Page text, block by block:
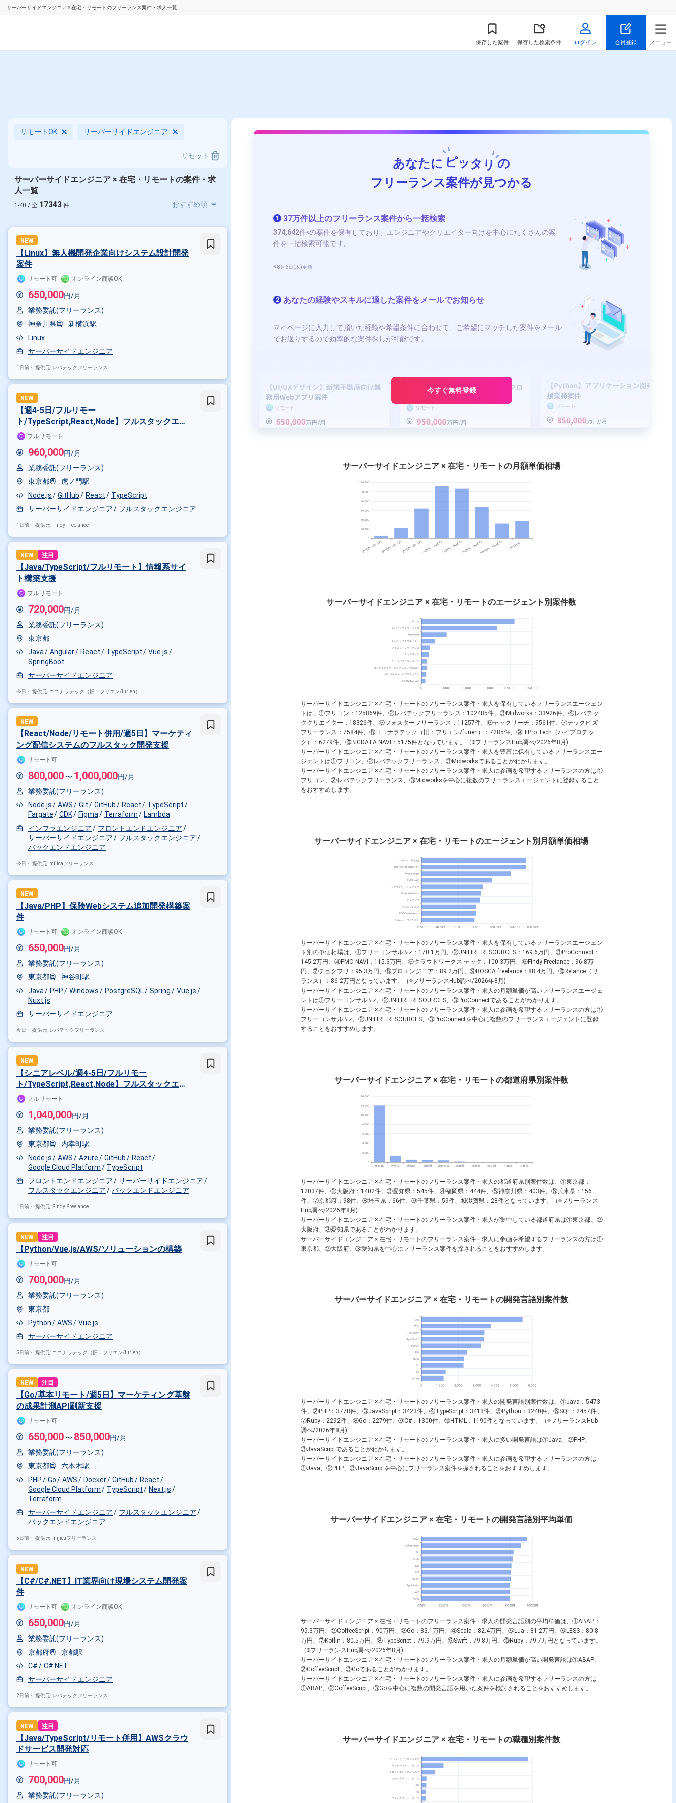
サーバーサイドエンジニア × 在宅・リモートのフリーランス案件・求人一覧
保存した案件 保存した検索条件 ログイン 会員登録 メニュー
リモートOK サーバーサイドエンジニア
リセット
サーバーサイドエンジニア × 在宅・リモートの案件・求
人一覧
1-40 / 全 17343 件
NEW
【Linux】無人機開発企業向けシステム設計開発
案件
リモート可 オンライン商談OK
650,000円/月
業務委託(フリーランス)
神奈川県
新横浜駅
Linux
サーバーサイドエンジニア
1日前・ 提供元: レバテックフリーランス
NEW
【週4-5日/フルリモー
ト/TypeScript,React,Node】フルスタックエン
ジニア - 全国の学校へ導入急拡大中の 10代向け
教育Webサービス開発案件
フルリモート
960,000円/月
業務委託(フリーランス)
東京都
虎ノ門駅
Node.js
GitHub React
TypeScript
サーバーサイドエンジニア
フルスタックエンジニア
1日前・ 提供元: Findy Freelance
NEW 注目
【Java/TypeScript/フルリモート】情報系サイ
ト構築支援
フルリモート
720,000円/月
業務委託(フリーランス)
東京都
Java
Angular React TypeScript
Vue.js
SpringBoot
サーバーサイドエンジニア
今日・ 提供元: ココナラテック（旧：フリエン/furien）
NEW
【React/Node/リモート併用/週5日】マーケティ
ング配信システムのフルスタック開発支援
リモート可
800,000 〜 1,000,000円/月
業務委託(フリーランス)
Node.js
AWS Git GitHub React
TypeScript
Fargate
CDK Figma Terraform
Lambda
インフラエンジニア
フロントエンドエンジニア
サーバーサイドエンジニア
フルスタックエンジニア
バックエンドエンジニア
今日・ 提供元: mijicaフリーランス
NEW
【Java/PHP】保険Webシステム追加開発構築案
件
リモート可 オンライン商談OK
650,000円/月
業務委託(フリーランス)
東京都
神谷町駅
Java
PHP Windows PostgreSQL Spring
Vue.js
Nuxt.js
サーバーサイドエンジニア
今日・ 提供元: レバテックフリーランス
NEW
【シニアレベル/週4-5日/フルリモー
ト/TypeScript,React,Node】フルスタックエン
ジニア（バックエンド・インフラ強み） - 全国の
学校へ導入急拡大中の 10代向け教育Webサービ
ス開発案件
フルリモート
1,040,000円/月
業務委託(フリーランス)
東京都
内幸町駅
Node.js
AWS Azure GitHub
React
Google Cloud Platform
TypeScript
フロントエンドエンジニア
サーバーサイドエンジニア
フルスタックエンジニア
バックエンドエンジニア
1日前・ 提供元: Findy Freelance
NEW 注目
【Python/Vue.js/AWS/ソリューションの構築
リモート可
700,000円/月
業務委託(フリーランス)
東京都
Python
AWS
Vue.js
サーバーサイドエンジニア
5日前・ 提供元: ココナラテック（旧：フリエン/furien）
NEW 注目
【Go/基本リモート/週5日】マーケティング基盤
の成果計測API刷新支援
リモート可
650,000 〜 850,000円/月
業務委託(フリーランス)
東京都
六本木駅
PHP
Go AWS Docker GitHub
React
Google Cloud Platform
TypeScript
Next.js
Terraform
サーバーサイドエンジニア
フルスタックエンジニア
バックエンドエンジニア
5日前・ 提供元: mijicaフリーランス
NEW
【C#/C#.NET】IT業界向け現場システム開発案
件
リモート可 オンライン商談OK
650,000円/月
業務委託(フリーランス)
京都府
京都駅
C#
C#.NET
サーバーサイドエンジニア
2日前・ 提供元: レバテックフリーランス
NEW 注目
【Java/TypeScript/リモート併用】AWSクラウ
ドサービス開発対応
リモート可
700,000円/月
業務委託(フリーランス)
特徴で絞り込む
Java MySQL Ruby
その他の職種から探す
スマホアプリエンジニア フルスタックエンジニア PL
あなたに ピッタリの
フリーランス案件が見つかる
1 37万件以上のフリーランス案件から一括検索
374,642件※の案件を保有しており、エンジニアやクリエイター向けを中心にたくさんの案
件を一括検索可能です。
※ 8月6日(木)更新
2 あなたの経験やスキルに適した案件をメールでお知らせ
マイページに入力して頂いた経験や希望条件に合わせて、ご希望にマッチした案件をメール
でお送りするので効率的な案件探しが可能です。
今すぐ無料登録
サーバーサイドエンジニア × 在宅・リモートの月額単価相場
サーバーサイドエンジニア × 在宅・リモートのエージェント別案件数
サーバーサイドエンジニア × 在宅・リモートのフリーランス案件・求人を保有しているフリーランスエージェン
トは、①フリコン：125869件、②レバテックフリーランス：102485件、③Midworks：33926件、④レバテッ
ククリエイター：18326件、⑤フォスターフリーランス：11257件、⑥テックリーチ：9561件、⑦テックビズ
フリーランス：7584件、⑧ココナラテック（旧：フリエン/furien）：7285件、⑨HiPro Tech（ハイプロテッ
ク）：6279件、⑩BIGDATA NAVI：5175件となっています。（※フリーランスHub調べ/2026年8月)
サーバーサイドエンジニア × 在宅・リモートのフリーランス案件・求人を豊富に保有しているフリーランスエー
ジェントは①フリコン、②レバテックフリーランス、③Midworksであることがわかります。
サーバーサイドエンジニア × 在宅・リモートのフリーランス案件・求人に参画を希望するフリーランスの方は①
フリコン、②レバテックフリーランス、③Midworksを中心に複数のフリーランスエージェントに登録すること
をおすすめします。
サーバーサイドエンジニア × 在宅・リモートのエージェント別月額単価相場
サーバーサイドエンジニア × 在宅・リモートのフリーランス案件・求人を保有しているフリーランスエージェン
ト別の単価相場は、①フリーコンサルBiz：170.1万円、②UNIFIRE RESOURCES：169.6万円、③ProConnect：
145.2万円、④PMO NAVI：115.3万円、⑤クラウドワークス テック：100.3万円、⑥Findy Freelance：96.8万
円、⑦チョクフリ：95.3万円、⑧プロエンジニア：89.2万円、⑨ROSCA freelance：88.4万円、⑩Relance（リ
ランス）：86.2万円となっています。（※フリーランスHub調べ/2026年8月)
サーバーサイドエンジニア × 在宅・リモートのフリーランス案件・求人の月額単価が高いフリーランスエージェ
ントは①フリーコンサルBiz、②UNIFIRE RESOURCES、③ProConnectであることがわかります。
サーバーサイドエンジニア × 在宅・リモートのフリーランス案件・求人に参画を希望するフリーランスの方は①
フリーコンサルBiz、②UNIFIRE RESOURCES、③ProConnectを中心に複数のフリーランスエージェントに登録
することをおすすめします。
サーバーサイドエンジニア × 在宅・リモートの都道府県別案件数
サーバーサイドエンジニア × 在宅・リモートのフリーランス案件・求人の都道府県別案件数は、①東京都：
12037件、②大阪府：1402件、③愛知県：545件、④福岡県：444件、⑤神奈川県：403件、⑥兵庫県：156
件、⑦京都府：98件、⑧埼玉県：66件、⑨千葉県：59件、⑩滋賀県：28件となっています。（※フリーランス
Hub調べ/2026年8月)
サーバーサイドエンジニア × 在宅・リモートのフリーランス案件・求人が集中している都道府県は①東京都、②
大阪府、③愛知県であることがわかります。
サーバーサイドエンジニア × 在宅・リモートのフリーランス案件・求人に参画を希望するフリーランスの方は①
東京都、②大阪府、③愛知県を中心にフリーランス案件を探されることをおすすめします。
サーバーサイドエンジニア × 在宅・リモートの開発言語別案件数
サーバーサイドエンジニア × 在宅・リモートのフリーランス案件・求人の開発言語別案件数は、①Java：5473
件、②PHP：3778件、③JavaScript：3423件、④TypeScript：3413件、⑤Python：3240件、⑥SQL：2457件、
⑦Ruby：2292件、⑧Go：2279件、⑨C#：1300件、⑩HTML：1190件となっています。（※フリーランスHub
調べ/2026年8月)
サーバーサイドエンジニア × 在宅・リモートのフリーランス案件・求人に多い開発言語は①Java、②PHP、
③JavaScriptであることがわかります。
サーバーサイドエンジニア × 在宅・リモートのフリーランス案件・求人に参画を希望するフリーランスの方は
①Java、②PHP、③JavaScriptを中心にフリーランス案件を探されることをおすすめします。
サーバーサイドエンジニア × 在宅・リモートの開発言語別平均単価
サーバーサイドエンジニア × 在宅・リモートのフリーランス案件・求人の開発言語別の平均単価は、①ABAP：
95.3万円、②CoffeeScript：90万円、③Go：83.1万円、④Scala：82.4万円、⑤Lua：81.2万円、⑥LESS：80.8
万円、⑦Kotlin：80.5万円、⑧TypeScript：79.9万円、⑨Swift：79.8万円、⑩Ruby：79.7万円となっています。
（※フリーランスHub調べ/2026年8月)
サーバーサイドエンジニア × 在宅・リモートのフリーランス案件・求人の月額単価が高い開発言語は①ABAP、
②CoffeeScript、③Goであることがわかります。
サーバーサイドエンジニア × 在宅・リモートのフリーランス案件・求人に参画を希望するフリーランスの方は
①ABAP、②CoffeeScript、③Goを中心に複数の開発言語を用いた案件を検討されることをおすすめします。
サーバーサイドエンジニア × 在宅・リモートの職種別案件数